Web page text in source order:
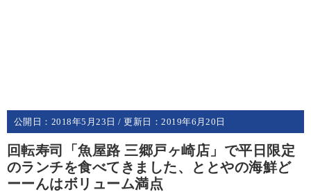
公開日： 2018年5月23日 / 更新日：2019年6月20日
回転寿司「魚屋路 三郷戸ヶ崎店」で平日限定
のランチを食べてきました、ととやの海鮮ど
ーーんはボリューム満点